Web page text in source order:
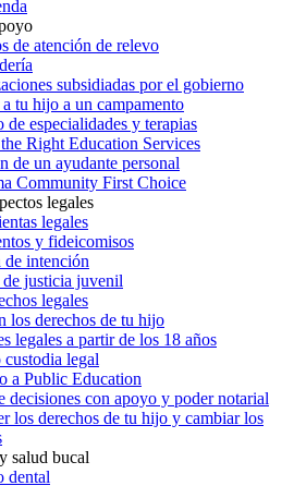
de atención de relevo
subsidiadas por el gobierno
tu hijo a un campamento
de especialidades y terapias
Right Education Services
de un ayudante personal
Community First Choice
legales
legales
y fideicomisos
de intención
de justicia juvenil
legales
los derechos de tu hijo
legales a partir de los 18 años
custodia legal
a Public Education
decisiones con apoyo y poder notarial
los derechos de tu hijo y cambiar los
salud bucal
dental